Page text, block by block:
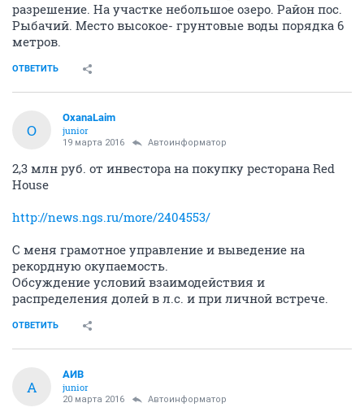
разрешение. На участке небольшое озеро. Район пос.
Рыбачий. Место высокое- грунтовые воды порядка 6
метров.
ОТВЕТИТЬ
O
OxanaLaim
junior
19 марта 2016 Автоинформатор
2,3 млн руб. от инвестора на покупку ресторана Red
House
http://news.ngs.ru/more/2404553/
С меня грамотное управление и выведение на
рекордную окупаемость.
Обсуждение условий взаимодействия и
распределения долей в л.с. и при личной встрече.
ОТВЕТИТЬ
А
АИВ
junior
20 марта 2016 Автоинформатор